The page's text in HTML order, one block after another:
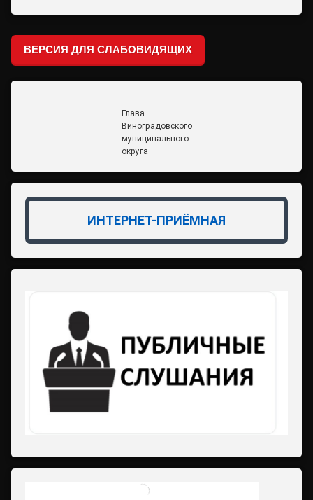
ВЕРСИЯ ДЛЯ СЛАБОВИДЯЩИХ
Глава
Виноградовского
муниципального
округа
ИНТЕРНЕТ-ПРИЁМНАЯ